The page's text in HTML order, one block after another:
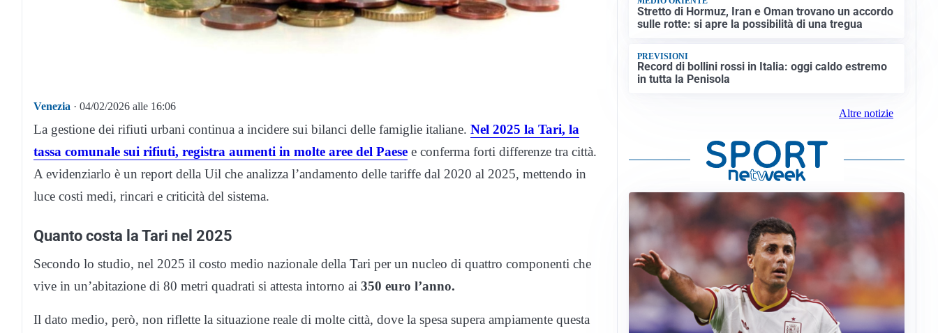
Venezia · 04/02/2026 alle 16:06
La gestione dei rifiuti urbani continua a incidere sui bilanci delle famiglie italiane. Nel 2025 la Tari, la
tassa comunale sui rifiuti, registra aumenti in molte aree del Paese e conferma forti differenze tra città.
A evidenziarlo è un report della Uil che analizza l’andamento delle tariffe dal 2020 al 2025, mettendo in
luce costi medi, rincari e criticità del sistema.
Quanto costa la Tari nel 2025
Secondo lo studio, nel 2025 il costo medio nazionale della Tari per un nucleo di quattro componenti che
vive in un’abitazione di 80 metri quadrati si attesta intorno ai 350 euro l’anno.
Il dato medio, però, non riflette la situazione reale di molte città, dove la spesa supera ampiamente questa
Stretto di Hormuz, Iran e Oman trovano un accordo
sulle rotte: si apre la possibilità di una tregua
PREVISIONI
Record di bollini rossi in Italia: oggi caldo estremo
in tutta la Penisola
Altre notizie